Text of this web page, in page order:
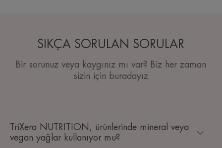
SIKÇA SORULAN SORULAR
Bir sorunuz veya kaygınız mı var? Biz her zaman
sizin için buradayız
TriXera NUTRITION, ürünlerinde mineral veya
vegan yağlar kullanıyor mu?